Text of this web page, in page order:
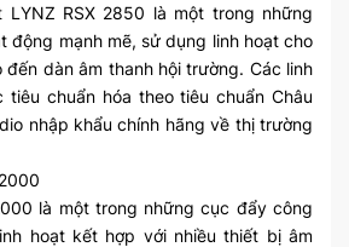
LYNZ RSX 2850 là một trong những
động mạnh mẽ, sử dụng linh hoạt cho
dàn âm thanh hội trường. Các linh
chuẩn hóa theo tiêu chuẩn Châu
nhập khẩu chính hãng về thị trường
là một trong những cục đẩy công
hoạt kết hợp với nhiều thiết bị âm